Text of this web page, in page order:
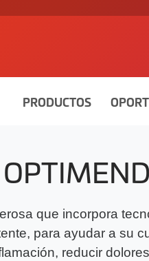
PRODUCTOS
que incorpora
para ayudar a su
reducir